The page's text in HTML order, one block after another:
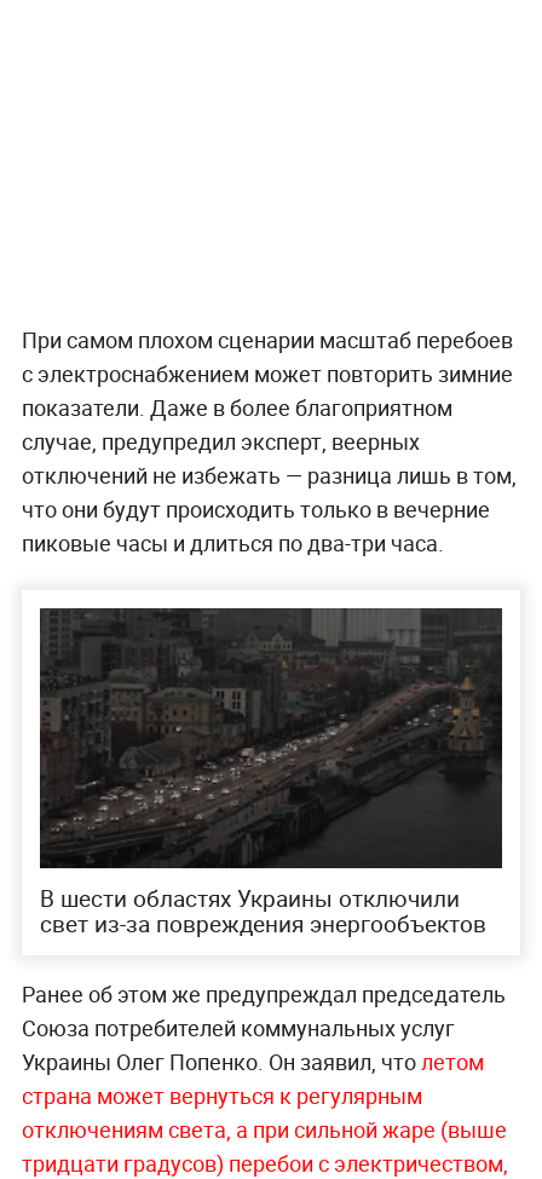
При самом плохом сценарии масштаб перебоев
с электроснабжением может повторить зимние
показатели. Даже в более благоприятном
случае, предупредил эксперт, веерных
отключений не избежать — разница лишь в том,
что они будут происходить только в вечерние
пиковые часы и длиться по два-три часа.
В шести областях Украины отключили
свет из-за повреждения энергообъектов
Ранее об этом же предупреждал председатель
Союза потребителей коммунальных услуг
Украины Олег Попенко. Он заявил, чтолетом
страна может вернуться к регулярным
отключениям света, а при сильной жаре (выше
тридцати градусов) перебои с электричеством,